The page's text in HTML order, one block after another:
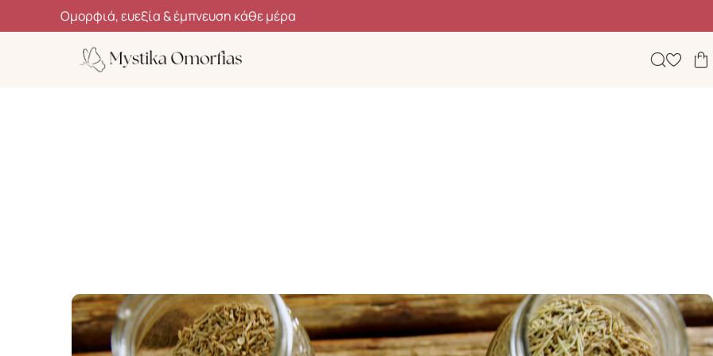
Ανακάλυψε μυστικά ομορφιάς, ευεξίας και αυτοφροντίδας